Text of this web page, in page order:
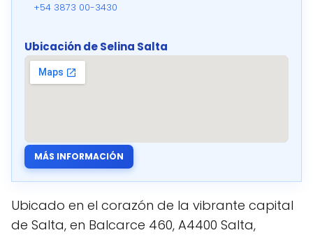
+54 3873 00-3430
Ubicación de Selina Salta
MÁS INFORMACIÓN
Ubicado en el corazón de la vibrante capital
de Salta, en Balcarce 460, A4400 Salta,